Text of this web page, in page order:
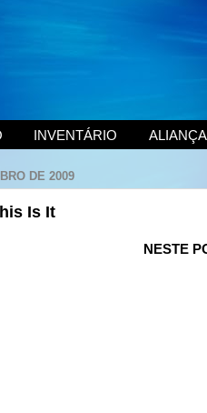
INVENTÁRIO ALIANÇA
DE 2009
Is It
NESTE